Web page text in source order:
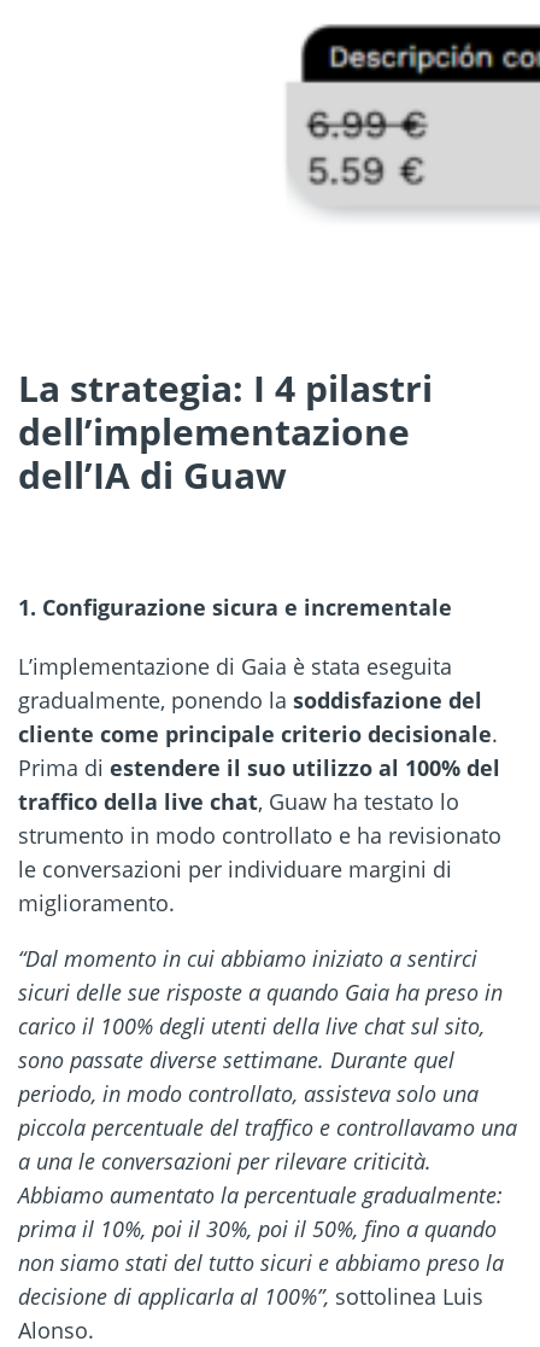
La strategia: I 4 pilastri
dell’implementazione
dell’IA di Guaw
1. Configurazione sicura e incrementale
L’implementazione di Gaia è stata eseguita
gradualmente, ponendo la soddisfazione del
cliente come principale criterio decisionale.
Prima di estendere il suo utilizzo al 100% del
traffico della live chat, Guaw ha testato lo
strumento in modo controllato e ha revisionato
le conversazioni per individuare margini di
miglioramento.
“Dal momento in cui abbiamo iniziato a sentirci
sicuri delle sue risposte a quando Gaia ha preso in
carico il 100% degli utenti della live chat sul sito,
sono passate diverse settimane. Durante quel
periodo, in modo controllato, assisteva solo una
piccola percentuale del traffico e controllavamo una
a una le conversazioni per rilevare criticità.
Abbiamo aumentato la percentuale gradualmente:
prima il 10%, poi il 30%, poi il 50%, fino a quando
non siamo stati del tutto sicuri e abbiamo preso la
decisione di applicarla al 100%”, sottolinea Luis
Alonso.